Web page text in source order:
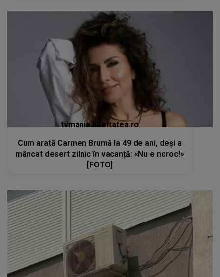
tvmania.libertatea.ro
Cum arată Carmen Brumă la 49 de ani, deși a
mâncat desert zilnic în vacanță: «Nu e noroc!»
[FOTO]